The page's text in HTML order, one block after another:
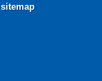
sitemap